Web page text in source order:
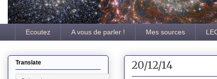
Ecoutez A vous de parler ! Mes sources
20/12/14
Translate